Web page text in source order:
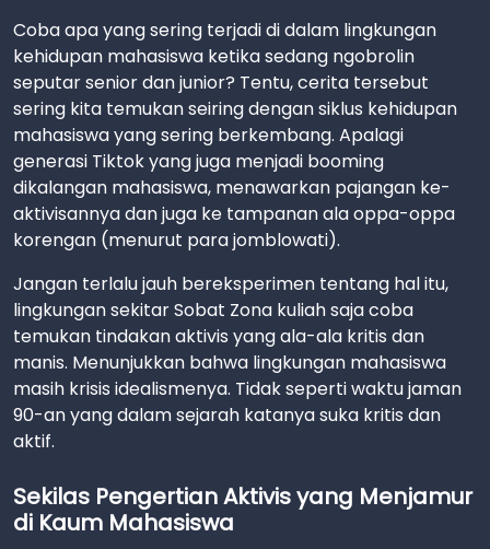
Coba apa yang sering terjadi di dalam lingkungan
kehidupan mahasiswa ketika sedang ngobrolin
seputar senior dan junior? Tentu, cerita tersebut
sering kita temukan seiring dengan siklus kehidupan
mahasiswa yang sering berkembang. Apalagi
generasi Tiktok yang juga menjadi booming
dikalangan mahasiswa, menawarkan pajangan ke-
aktivisannya dan juga ke tampanan ala oppa-oppa
korengan (menurut para jomblowati).
Jangan terlalu jauh bereksperimen tentang hal itu,
lingkungan sekitar Sobat Zona kuliah saja coba
temukan tindakan aktivis yang ala-ala kritis dan
manis. Menunjukkan bahwa lingkungan mahasiswa
masih krisis idealismenya. Tidak seperti waktu jaman
90-an yang dalam sejarah katanya suka kritis dan
aktif.
Sekilas Pengertian Aktivis yang Menjamur
di Kaum Mahasiswa